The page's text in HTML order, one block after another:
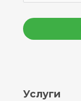
Услуги